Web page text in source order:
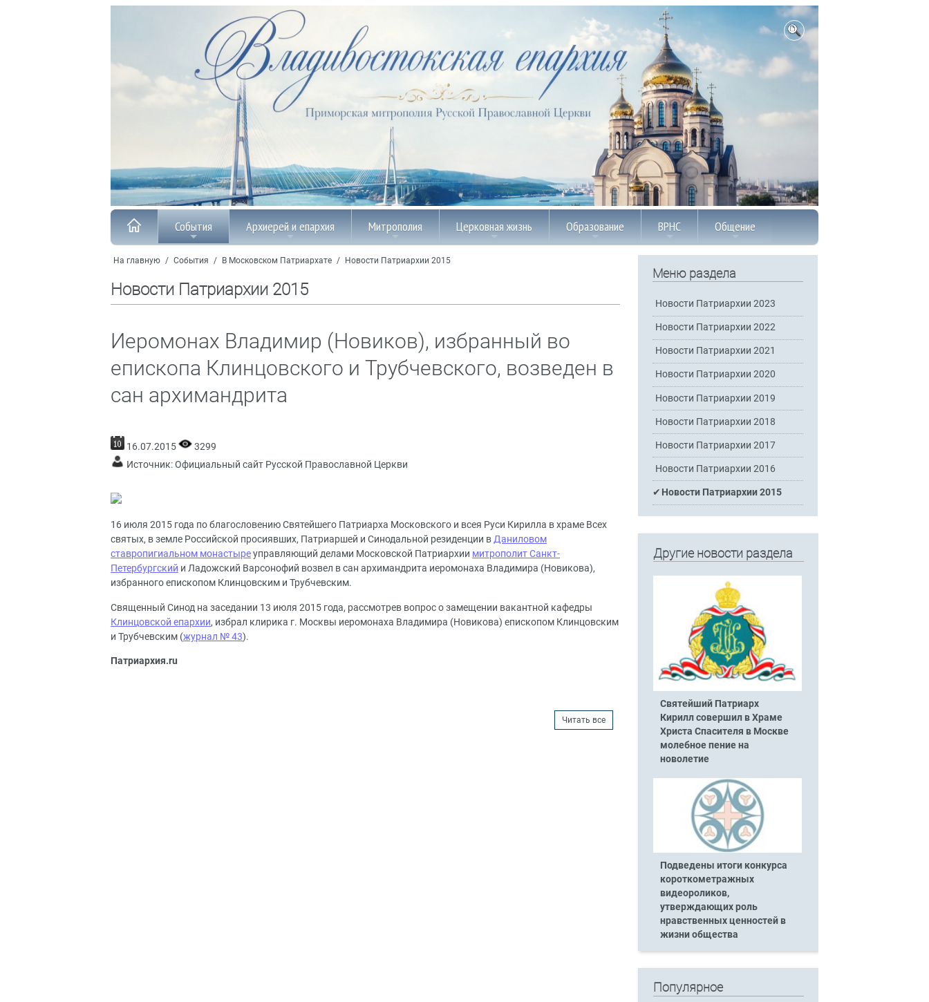
События Архиерей и епархия Митрополия Церковная жизнь Образование ВРНС Общение
На главную / События / В Московском Патриархате / Новости Патриархии 2015
Новости Патриархии 2015
Иеромонах Владимир (Новиков), избранный во
епископа Клинцовского и Трубчевского, возведен в
сан архимандрита
16.07.2015
3299
Источник:Официальный сайт Русской Православной Церкви
16 июля 2015 года по благословению Святейшего Патриарха Московского и всея Руси Кирилла в храме Всех
святых, в земле Российской просиявших, Патриаршей и Синодальной резиденции вДаниловом
ставропигиальном монастыреуправляющий делами Московской Патриархии митрополитСанкт-
Петербургский и Ладожский Варсонофий возвел в сан архимандрита иеромонаха Владимира (Новикова),
избранного епископом Клинцовским и Трубчевским.
Священный Синод на заседании 13 июля 2015 года, рассмотрев вопрос о замещении вакантной кафедры
Клинцовской епархии, избрал клирика г. Москвы иеромонаха Владимира (Новикова) епископом Клинцовским
и Трубчевским (журнал № 43).
Патриархия.ru
Читать все
Меню раздела
Новости Патриархии 2023
Новости Патриархии 2022
Новости Патриархии 2021
Новости Патриархии 2020
Новости Патриархии 2019
Новости Патриархии 2018
Новости Патриархии 2017
Новости Патриархии 2016
Новости Патриархии 2015
Другие новости раздела
Святейший Патриарх
Кирилл совершил в Храме
Христа Спасителя в Москве
молебное пение на
новолетие
Подведены итоги конкурса
короткометражных
видеороликов,
утверждающих роль
нравственных ценностей в
жизни общества
Популярное